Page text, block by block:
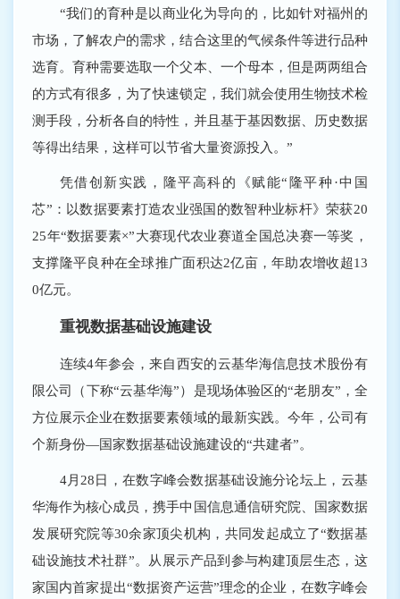
“我们的育种是以商业化为导向的，比如针对福州的
市场，了解农户的需求，结合这里的气候条件等进行品种
选育。育种需要选取一个父本、一个母本，但是两两组合
的方式有很多，为了快速锁定，我们就会使用生物技术检
测手段，分析各自的特性，并且基于基因数据、历史数据
等得出结果，这样可以节省大量资源投入。”
凭借创新实践，隆平高科的《赋能“隆平种·中国
芯”：以数据要素打造农业强国的数智种业标杆》荣获20
25年“数据要素×”大赛现代农业赛道全国总决赛一等奖，
支撑隆平良种在全球推广面积达2亿亩，年助农增收超13
0亿元。
重视数据基础设施建设
连续4年参会，来自西安的云基华海信息技术股份有
限公司（下称“云基华海”）是现场体验区的“老朋友”，全
方位展示企业在数据要素领域的最新实践。今年，公司有
个新身份―国家数据基础设施建设的“共建者”。
4月28日，在数字峰会数据基础设施分论坛上，云基
华海作为核心成员，携手中国信息通信研究院、国家数据
发展研究院等30余家顶尖机构，共同发起成立了“数据基
础设施技术社群”。从展示产品到参与构建顶层生态，这
家国内首家提出“数据资产运营”理念的企业，在数字峰会